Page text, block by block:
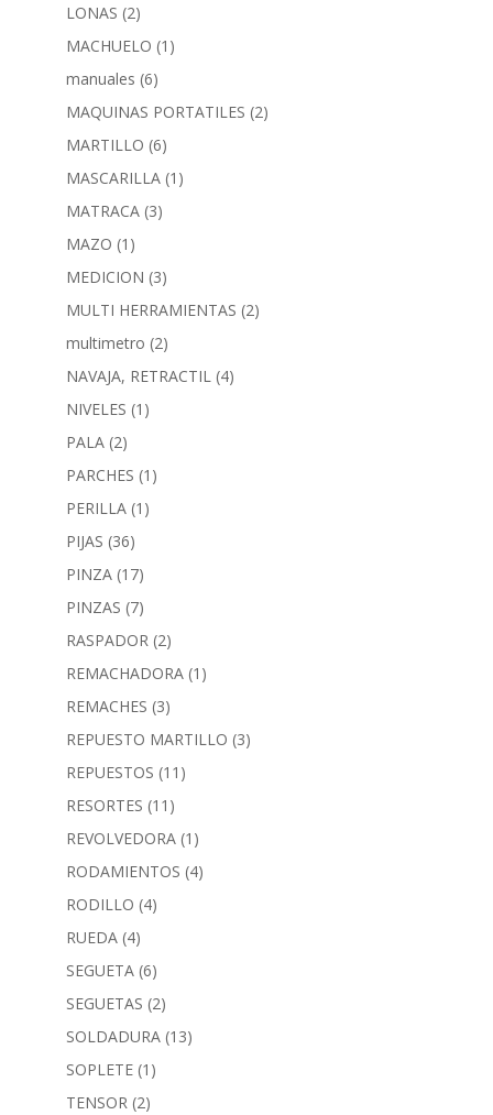
LONAS (2)
MACHUELO (1)
manuales (6)
MAQUINAS PORTATILES (2)
MARTILLO (6)
MASCARILLA (1)
MATRACA (3)
MAZO (1)
MEDICION (3)
MULTI HERRAMIENTAS (2)
multimetro (2)
NAVAJA, RETRACTIL (4)
NIVELES (1)
PALA (2)
PARCHES (1)
PERILLA (1)
PIJAS (36)
PINZA (17)
PINZAS (7)
RASPADOR (2)
REMACHADORA (1)
REMACHES (3)
REPUESTO MARTILLO (3)
REPUESTOS (11)
RESORTES (11)
REVOLVEDORA (1)
RODAMIENTOS (4)
RODILLO (4)
RUEDA (4)
SEGUETA (6)
SEGUETAS (2)
SOLDADURA (13)
SOPLETE (1)
TENSOR (2)